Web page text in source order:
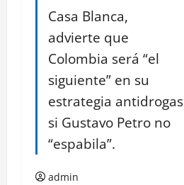
Casa Blanca,
advierte que
Colombia será “el
siguiente” en su
estrategia antidrogas
si Gustavo Petro no
“espabila”.
admin